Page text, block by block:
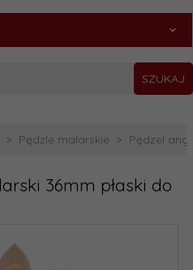
SZUKAJ
Pędzle malarskie Pędzel
36mm płaski do